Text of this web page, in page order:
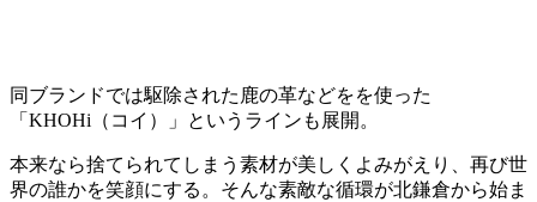
同ブランドでは駆除された鹿の革などをを使った
「KHOHi（コイ）」というラインも展開。
本来なら捨てられてしまう素材が美しくよみがえり、再び世
界の誰かを笑顔にする。そんな素敵な循環が北鎌倉から始ま